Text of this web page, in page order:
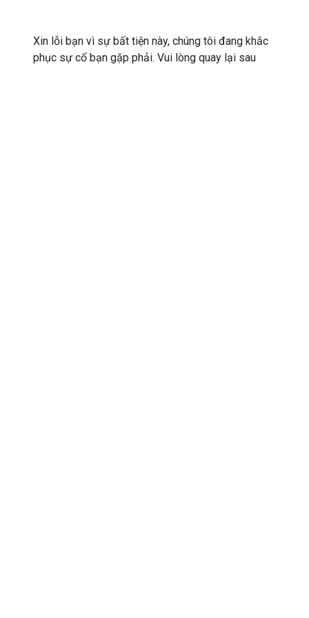
Xin lỗi bạn vì sự bất tiện này, chúng tôi đang khắc
phục sự cố bạn gặp phải. Vui lòng quay lại sau